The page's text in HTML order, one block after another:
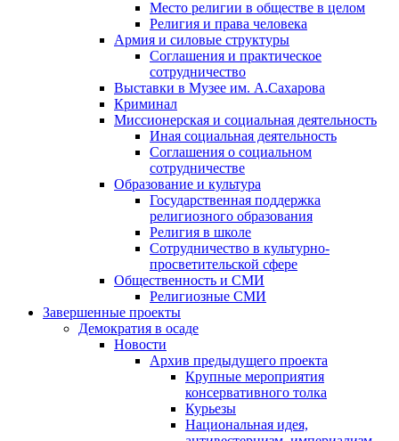
Место религии в обществе в целом
Религия и права человека
Армия и силовые структуры
Соглашения и практическое
сотрудничество
Выставки в Музее им. А.Сахарова
Криминал
Миссионерская и социальная деятельность
Иная социальная деятельность
Соглашения о социальном
сотрудничестве
Образование и культура
Государственная поддержка
религиозного образования
Религия в школе
Сотрудничество в культурно-
просветительской сфере
Общественность и СМИ
Религиозные СМИ
Завершенные проекты
Демократия в осаде
Новости
Архив предыдущего проекта
Крупные мероприятия
консервативного толка
Курьезы
Национальная идея,